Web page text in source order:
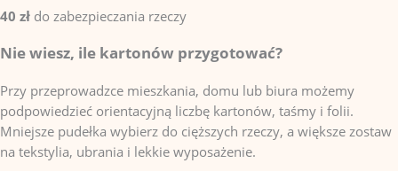
40 zł do zabezpieczania rzeczy
Nie wiesz, ile kartonów przygotować?
Przy przeprowadzce mieszkania, domu lub biura możemy
podpowiedzieć orientacyjną liczbę kartonów, taśmy i folii.
Mniejsze pudełka wybierz do cięższych rzeczy, a większe zostaw
na tekstylia, ubrania i lekkie wyposażenie.